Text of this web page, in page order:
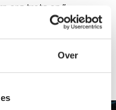
Over
erg trots op.”